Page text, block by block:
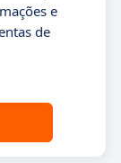
e
de